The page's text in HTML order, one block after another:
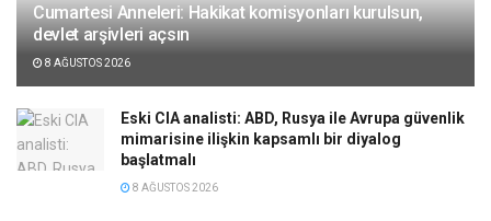
Cumartesi Anneleri: Hakikat komisyonları kurulsun,
devlet arşivleri açsın
8 AĞUSTOS 2026
Eski CIA analisti: ABD, Rusya ile Avrupa güvenlik
mimarisine ilişkin kapsamlı bir diyalog
başlatmalı
8 AĞUSTOS 2026